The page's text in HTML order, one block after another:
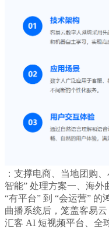
：支撑电商、当地团购
智能” 处理方案一、海外
“有平台” 到 “会运营”
曲播系统后，笼盖客易
汇客 AI 短视频平台、全